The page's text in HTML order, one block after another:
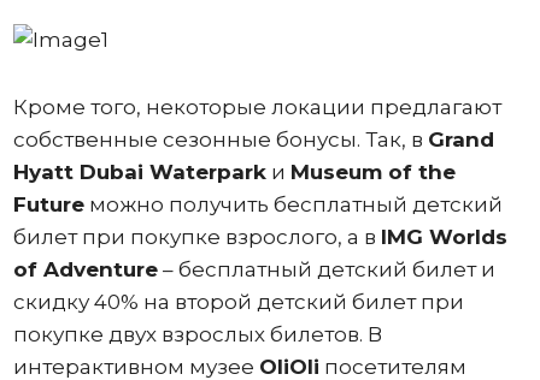
Кроме того, некоторые локации предлагают
собственные сезонные бонусы. Так, в Grand
Hyatt Dubai Waterparkи Museum of the
Futureможно получить бесплатный детский
билет при покупке взрослого, а в IMG Worlds
of Adventure– бесплатный детский билет и
скидку 40% на второй детский билет при
покупке двух взрослых билетов. В
интерактивном музее OliOli посетителям